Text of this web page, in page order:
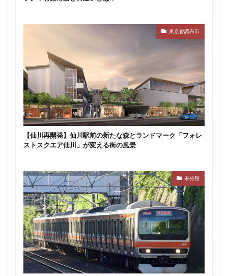
東京都調布市
【仙川再開発】仙川駅前の新たな森とランドマーク「フォレ
ストスクエア仙川」が変える街の風景
未分類